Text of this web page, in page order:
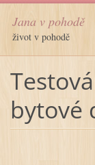
Jana v pohodě
život v pohodě
bytové